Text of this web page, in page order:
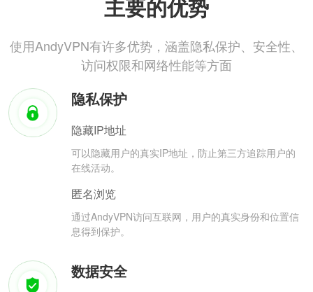
主要的优势
使用AndyVPN有许多优势，涵盖隐私保护、安全性、
访问权限和网络性能等方面
隐私保护
隐藏IP地址
可以隐藏用户的真实IP地址，防止第三方追踪用户的
在线活动。
匿名浏览
通过AndyVPN访问互联网，用户的真实身份和位置信
息得到保护。
数据安全